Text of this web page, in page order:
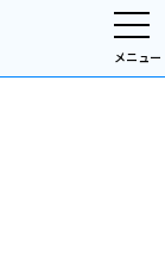
メニュー